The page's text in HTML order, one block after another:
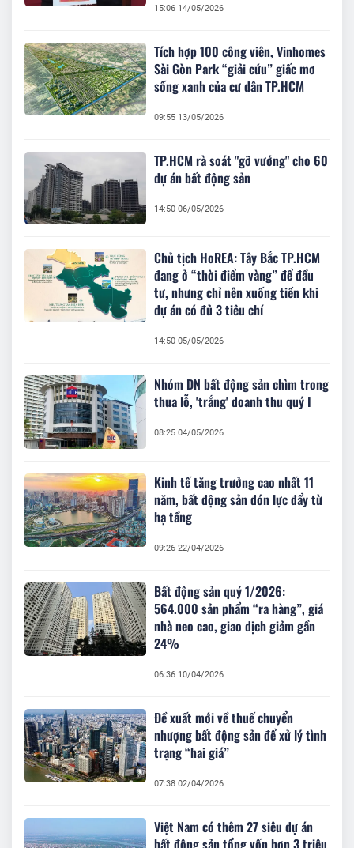
15:06 14/05/2026
Tích hợp 100 công viên, Vinhomes
Sài Gòn Park “giải cứu” giấc mơ
sống xanh của cư dân TP.HCM
09:55 13/05/2026
TP.HCM rà soát "gỡ vướng" cho 60
dự án bất động sản
14:50 06/05/2026
Chủ tịch HoREA: Tây Bắc TP.HCM
đang ở “thời điểm vàng” để đầu
tư, nhưng chỉ nên xuống tiền khi
dự án có đủ 3 tiêu chí
14:50 05/05/2026
Nhóm DN bất động sản chìm trong
thua lỗ, 'trắng' doanh thu quý I
08:25 04/05/2026
Kinh tế tăng trưởng cao nhất 11
năm, bất động sản đón lực đẩy từ
hạ tầng
09:26 22/04/2026
Bất động sản quý 1/2026:
564.000 sản phẩm “ra hàng”, giá
nhà neo cao, giao dịch giảm gần
24%
06:36 10/04/2026
Đề xuất mới về thuế chuyển
nhượng bất động sản để xử lý tình
trạng “hai giá”
07:38 02/04/2026
Việt Nam có thêm 27 siêu dự án
bất động sản tổng vốn hơn 3 triệu